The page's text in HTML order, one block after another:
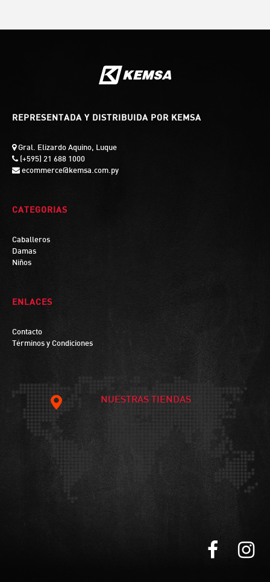
REPRESENTADA Y DISTRIBUIDA POR KEMSA
Gral. Elizardo Aquino, Luque
(+595) 21 688 1000
ecommerce@kemsa.com.py
CATEGORIAS
Caballeros
Damas
Niños
ENLACES
Contacto
Términos y Condiciones
NUESTRAS TIENDAS